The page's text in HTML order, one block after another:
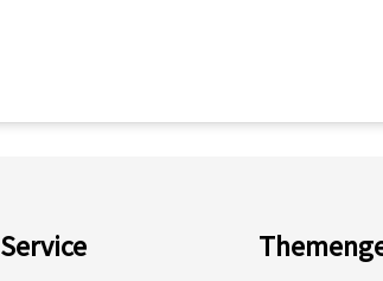
Service